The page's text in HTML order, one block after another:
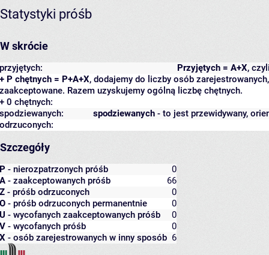
Statystyki próśb
W skrócie
Przyjętych = A+X,
przyjętych:
+ P chętnych = P+A+X, dodajemy do liczby osób
zaakceptowane. Razem uzyskujemy ogólną liczbę chętnych.
+ 0 chętnych:
spodziewanych - to jest przewidywany,
spodziewanych:
odrzuconych:
Szczegóły
P - nierozpatrzonych próśb
0
A - zaakceptowanych próśb
66
Z - próśb odrzuconych
0
O - próśb odrzuconych permanentnie
0
U - wycofanych zaakceptowanych próśb
0
V - wycofanych próśb
0
X - osób zarejestrowanych w inny sposób 6